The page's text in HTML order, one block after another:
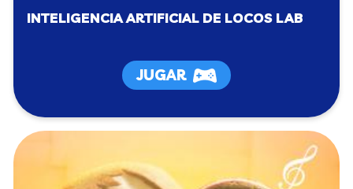
INTELIGENCIA ARTIFICIAL DE LOCOS LAB
JUGAR